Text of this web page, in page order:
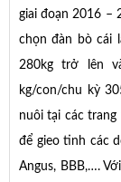
giai đoạn 2016 –
chọn đàn bò cái
280kg trở lên
kg/con/chu kỳ
nuôi tại các
để gieo tinh các
Angus, BBB,….